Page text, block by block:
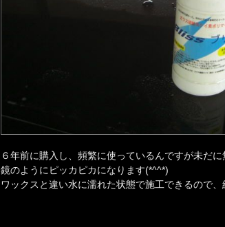
６年前に購入し、頻繁に使っているんですが未だに
鏡のようにピッカピカになります(*^^*)
ワックスと違い水に濡れた状態で施工できるので